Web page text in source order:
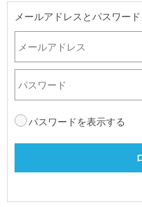
メールアドレスとパスワー
パスワードを表示する